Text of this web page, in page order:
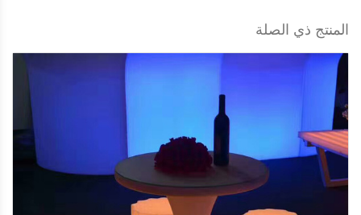
المنتج ذي الصلة